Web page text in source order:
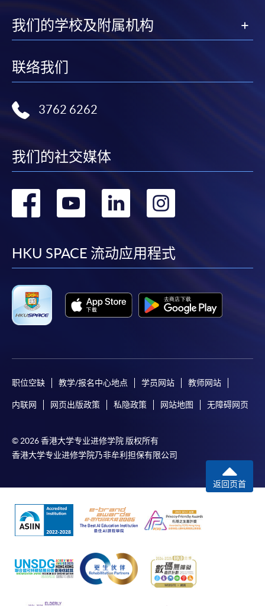
我们的学校及附属机构
联络我们
3762 6262
我们的社交媒体
转
facebook
转
youtube
转
linkedin
转
HKU SPACE 流动应用程式
职位空缺 教学/报名中心地点 学员网站 教师网站
内联网 网页出版政策 私隐政策 网站地图 无障碍网页
© 2026 香港大学专业进修学院 版权所有
香港大学专业进修学院乃非牟利担保有限公司
返回页首